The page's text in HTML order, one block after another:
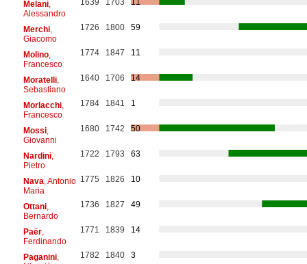
Melani,
Alessandro
1639 1703 11
Merchi,
Giacomo
1726 1800 59
Molino,
Francesco
1774 1847 11
Moratelli,
Sebastiano
1640 1706 14
Morlacchi,
Francesco
1784 1841 1
Mossi,
Giovanni
1680 1742 50
Nardini,
Pietro
1722 1793 63
Nava , Antonio
Maria
1775 1826 10
Ottani,
Bernardo
1736 1827 49
Paër,
Ferdinando
1771 1839 14
Paganini,
1782 1840 3